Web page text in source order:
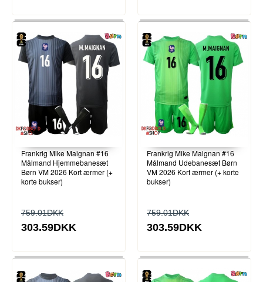
Frankrig Mike Maignan #16
Målmand Hjemmebanesæt
Børn VM 2026 Kort ærmer (+
korte bukser)
759.01DKK
303.59DKK
Frankrig Mike Maignan #16
Målmand Udebanesæt Børn
VM 2026 Kort ærmer (+ korte
bukser)
759.01DKK
303.59DKK